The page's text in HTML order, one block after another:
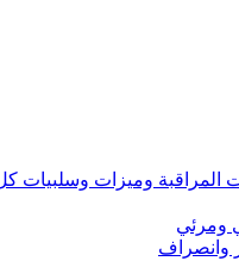
المراقبة وميزات وسلبيات
ومرئي
وانصراف